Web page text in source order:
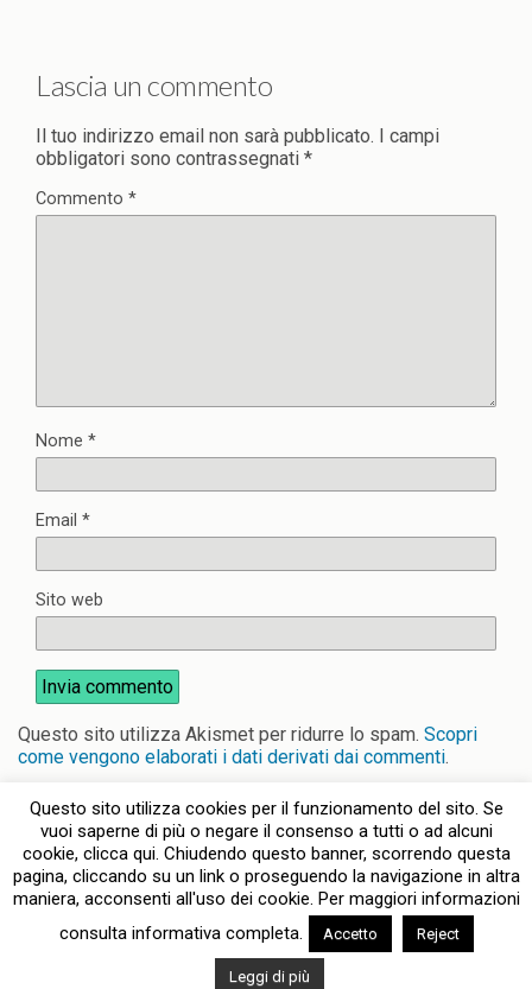
Lascia un commento
Il tuo indirizzo email non sarà pubblicato.
I campi
obbligatori sono contrassegnati *
Commento *
Nome *
Email *
Sito web
Questo sito utilizza Akismet per ridurre lo spam. Scopri
come vengono elaborati i dati derivati dai commenti.
Torna su
Dispositivo Portatile Pc Desktop
Questo sito utilizza cookies per il funzionamento del sito. Se
vuoi saperne di più o negare il consenso a tutti o ad alcuni
cookie, clicca qui. Chiudendo questo banner, scorrendo questa
pagina, cliccando su un link o proseguendo la navigazione in altra
maniera, acconsenti all'uso dei cookie. Per maggiori informazioni
consulta informativa completa.
Accetto Reject
Leggi di più